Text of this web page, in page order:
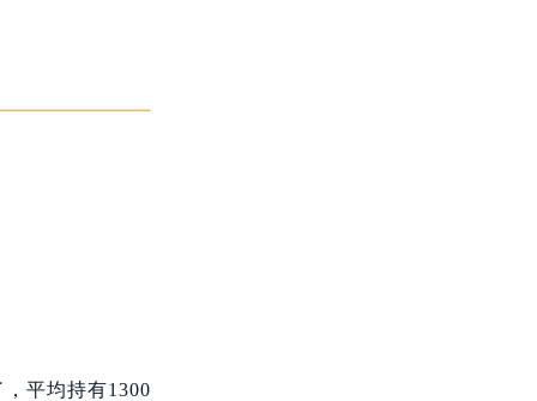
平均持有1300